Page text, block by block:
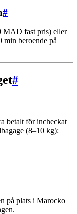
#
fast pris) eller
min beroende på
#
betalt för incheckat
(8–10 kg):
på plats i Marocko